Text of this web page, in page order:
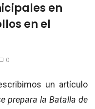
en
en el
0
un artículo
prepara la Batalla de